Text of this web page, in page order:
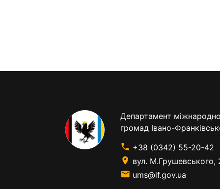
Департамент
громад Івано-
+38 (0342) 55-20-42
вул. М.Грушевського,
ums@if.gov.ua